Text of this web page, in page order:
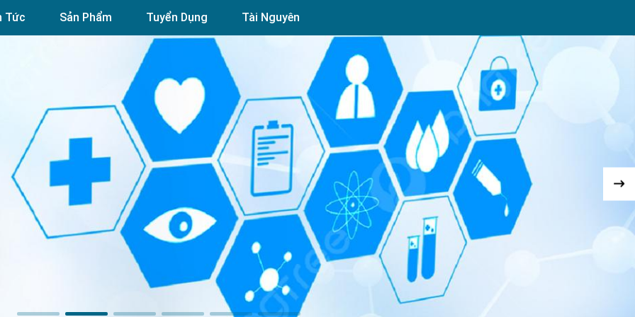
Tức Sản Phẩm Tuyển Dụng Tài Nguyên